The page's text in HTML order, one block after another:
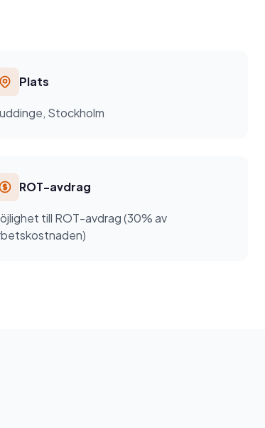
Plats
Stockholm
ROT-avdrag
till ROT-avdrag (30% av